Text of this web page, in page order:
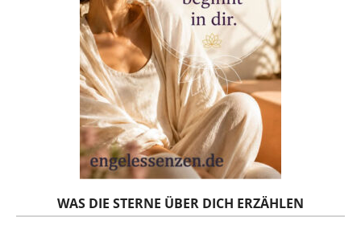
WAS DIE STERNE ÜBER DICH ERZÄHLEN